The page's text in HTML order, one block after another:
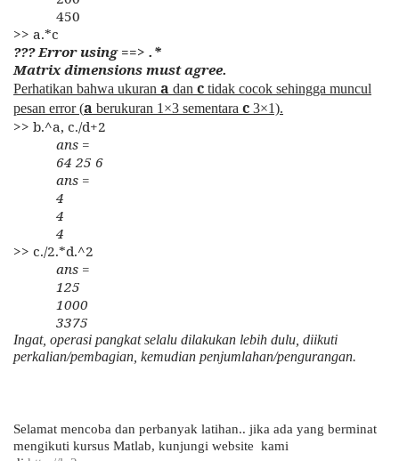
450
>> a.*c
??? Error using ==> .*
Matrix dimensions must agree.
Perhatikan bahwa ukuran a dan c tidak cocok sehingga muncul
pesan error (a berukuran 1 ×3 sementara c 3×1).
>> b.^a, c./d+2
ans =
64 25 6
ans =
4
4
4
>> c./2.*d.^2
ans =
125
1000
3375
Ingat, operasi pangkat selalu dilakukan lebih dulu, diikuti
perkalian/pembagian, kemudian penjumlahan/pengurangan.
Selamat mencoba dan perbanyak latihan.. jika ada yang berminat
mengikuti kursus Matlab, kunjungi website kami